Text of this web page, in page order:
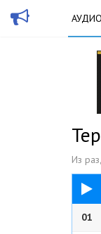
Из
13:35
01